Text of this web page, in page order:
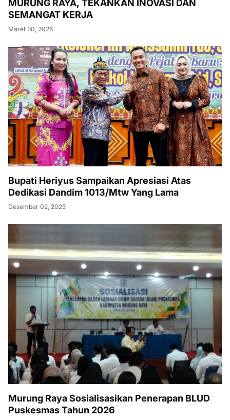
MURUNG RAYA, TEKANKAN INOVASI DAN
SEMANGAT KERJA
Maret 30, 2026
Bupati Heriyus Sampaikan Apresiasi Atas
Dedikasi Dandim 1013/Mtw Yang Lama
Desember 02, 2025
Murung Raya Sosialisasikan Penerapan BLUD
Puskesmas Tahun 2026